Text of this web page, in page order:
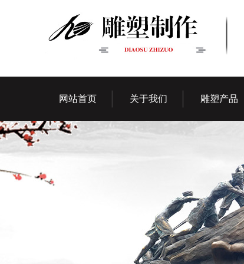
网站首页 关于我们 雕塑产品